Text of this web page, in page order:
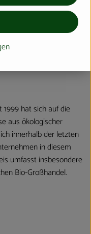
hat sich auf die
aus ökologischer
innerhalb der letzten
in diesem
umfasst insbesondere
Bio-Großhandel.